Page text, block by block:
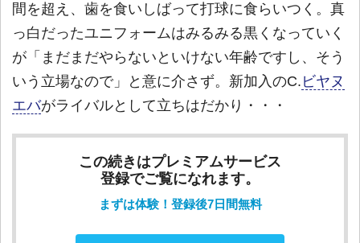
間を超え、歯を食いしばって打球に食らいつく。真
っ白だったユニフォームはみるみる黒くなっていく
が「まだまだやらないといけない年齢ですし、そう
いう立場なので」と意に介さず。新加入のC. ビヤヌ
エバがライバルとして立ちはだかり・・・
この続きはプレミアムサービス
登録でご覧になれます。
まずは体験！登録後7日間無料